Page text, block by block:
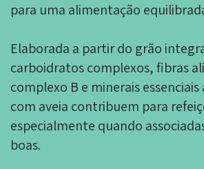
para uma alimentação
Elaborada a partir do grão
carboidratos complexos, fibras
complexo B e minerais
com aveia contribuem para
especialmente quando
boas.